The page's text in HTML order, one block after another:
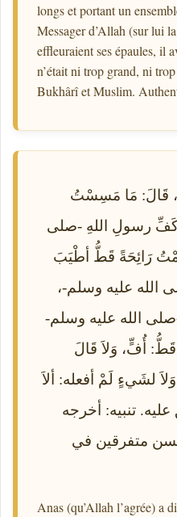
longs et portant un
Messager d’Allah (sur lui
effleuraient ses épaules, il
n’était ni trop grand, ni
Bukhârî et Muslim.
قَالَ: مَا مَسِسْتُ
كَفِّ رسولِ اللهِ -صلى
رَائِحَةً قَطُّ أطْيَبَ
الله عليه وسلم-،
الله عليه وسلم-
أُفٍّ، وَلاَ قَالَ
لشَيءٍ لَمْ أفعله: ألاَ
تنبيه: أخرجه
متفرقين في
Anas (qu’Allah l’agrée) a